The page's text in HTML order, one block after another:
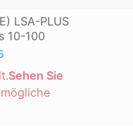
LSA-PLUS
10-100
Sehen Sie